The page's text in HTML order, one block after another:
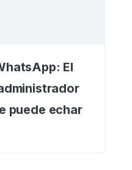
El
puede echar